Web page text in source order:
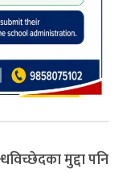
मुद्दा पनि